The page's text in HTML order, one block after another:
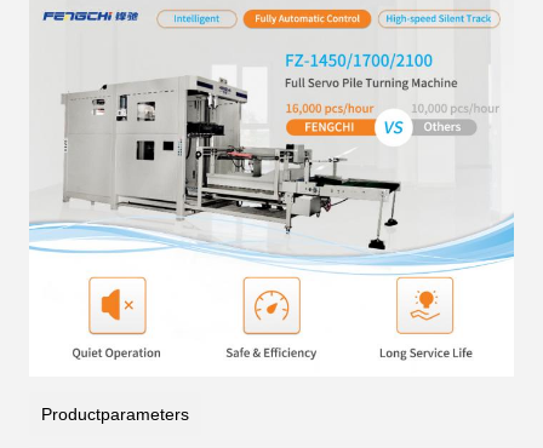
Productparameters